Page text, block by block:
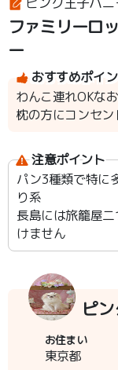
ファミリーロ
ー
おすすめポイ
わんこ連れOKな
枕の方にコンセン
注意ポイント
パン3種類で特に
り系
長島には旅籠屋
けません
ピ
お住まい
東京都